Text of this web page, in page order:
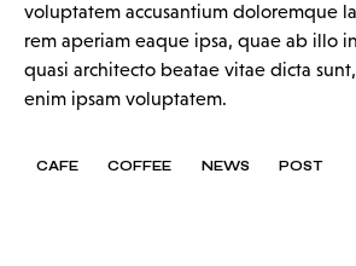
voluptatem accusantium doloremque
rem aperiam eaque ipsa, quae ab illo
quasi architecto beatae vitae dicta
enim ipsam voluptatem.
CAFE COFFEE NEWS POST